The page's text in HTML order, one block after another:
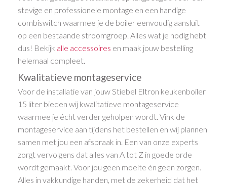
stevige en professionele montage en een handige
combiswitch waarmee je de boiler eenvoudig aansluit
op een bestaande stroomgroep. Alles wat je nodig hebt
dus! Bekijk alle accessoires en maak jouw bestelling
helemaal compleet.
Kwalitatieve montageservice
Voor de installatie van jouw Stiebel Eltron keukenboiler
15 liter bieden wij kwalitatieve montageservice
waarmee je écht verder geholpen wordt. Vink de
montageservice aan tijdens het bestellen en wij plannen
samen met jou een afspraak in. Een van onze experts
zorgt vervolgens dat alles van A tot Z in goede orde
wordt gemaakt. Voor jou geen moeite én geen zorgen.
Alles in vakkundige handen, met de zekerheid dat het